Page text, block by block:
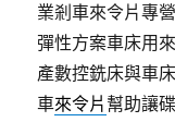
業剎車來令片專
彈性方案車床用
產數控銑床與車
車來令片 幫助讓